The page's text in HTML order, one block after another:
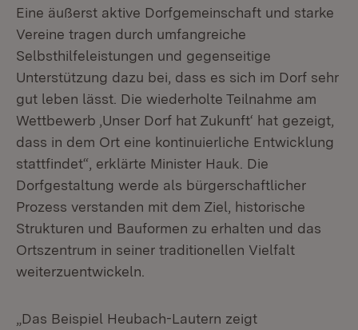
Eine äußerst aktive Dorfgemeinschaft und starke
Vereine tragen durch umfangreiche
Selbsthilfeleistungen und gegenseitige
Unterstützung dazu bei, dass es sich im Dorf sehr
gut leben lässt. Die wiederholte Teilnahme am
Wettbewerb ‚Unser Dorf hat Zukunft‘ hat gezeigt,
dass in dem Ort eine kontinuierliche Entwicklung
stattfindet“, erklärte Minister Hauk. Die
Dorfgestaltung werde als bürgerschaftlicher
Prozess verstanden mit dem Ziel, historische
Strukturen und Bauformen zu erhalten und das
Ortszentrum in seiner traditionellen Vielfalt
weiterzuentwickeln.
„Das Beispiel Heubach-Lautern zeigt